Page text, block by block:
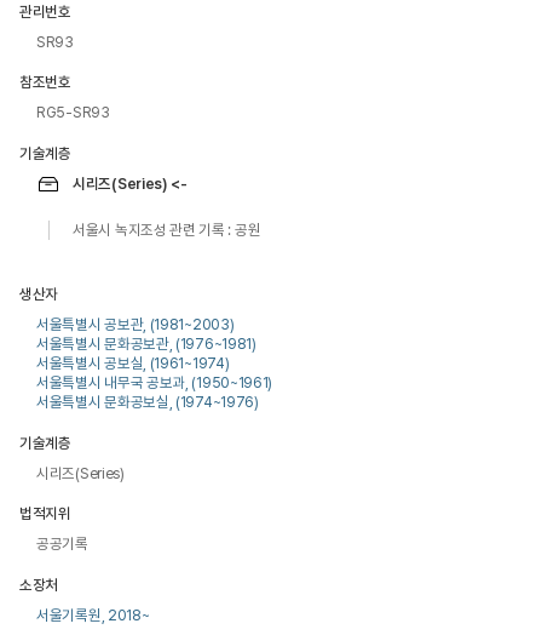
관리번호
SR93
참조번호
RG5-SR93
기술계층
시리즈(Series) <-
서울시 녹지조성 관련 기록 : 공원
생산자
서울특별시 공보관, (1981~2003)
서울특별시 문화공보관, (1976~1981)
서울특별시 공보실, (1961~1974)
서울특별시 내무국 공보과, (1950~1961)
서울특별시 문화공보실, (1974~1976)
기술계층
시리즈(Series)
법적지위
공공기록
소장처
서울기록원, 2018~